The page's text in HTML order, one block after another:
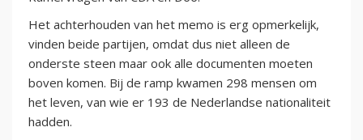
Het achterhouden van het memo is erg opmerkelijk,
vinden beide partijen, omdat dus niet alleen de
onderste steen maar ook alle documenten moeten
boven komen. Bij de ramp kwamen 298 mensen om
het leven, van wie er 193 de Nederlandse nationaliteit
hadden.